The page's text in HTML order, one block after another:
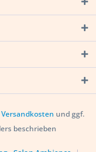
Versandkosten und ggf.
beschrieben